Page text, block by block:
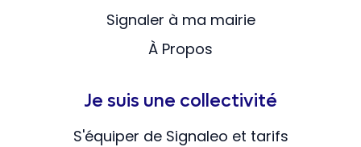
Signaler à ma mairie
À Propos
Je suis une collectivité
S'équiper de Signaleo et tarifs